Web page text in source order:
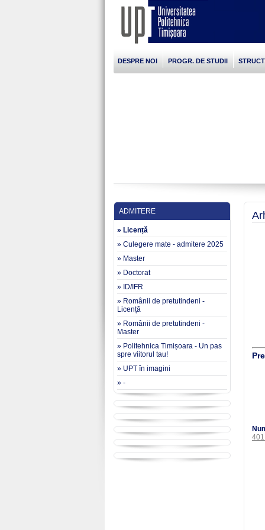
DESPRE NOI PROGR. DE STUDII
ADMITERE
» Licență
» Culegere mate - admitere 2025
» Master
» Doctorat
» ID/IFR
» Românii de pretutindeni -
Licență
» Românii de pretutindeni -
Master
» Politehnica Timișoara - Un pas
spre viitorul tau!
» UPT în imagini
» -